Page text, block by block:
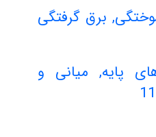
برق گرفتگی
پایه, میانی و